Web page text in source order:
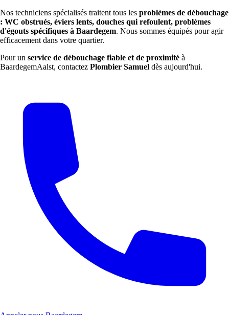
Nos techniciens spécialisés traitent tous les problèmes de débouchage
: WC obstrués, éviers lents, douches qui refoulent, problèmes
d'égouts spécifiques à Baardegem. Nous sommes équipés pour agir
efficacement dans votre quartier.
Pour un service de débouchage fiable et de proximité à
BaardegemAalst, contactez Plombier Samuel dès aujourd'hui.